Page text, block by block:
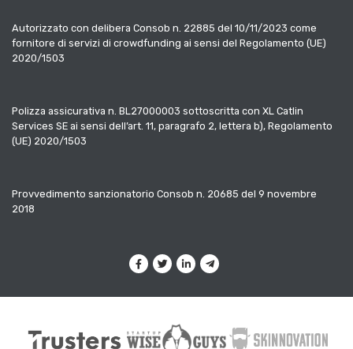
Autorizzato con delibera Consob n. 22885 del 10/11/2023 come
fornitore di servizi di crowdfunding ai sensi del Regolamento (UE)
2020/1503
Polizza assicurativa n. BL27000003 sottoscritta con XL Catlin
Services SE ai sensi dell’art. 11, paragrafo 2, lettera b), Regolamento
(UE) 2020/1503
Provvedimento sanzionatorio Consob n. 20685 del 9 novembre
2018